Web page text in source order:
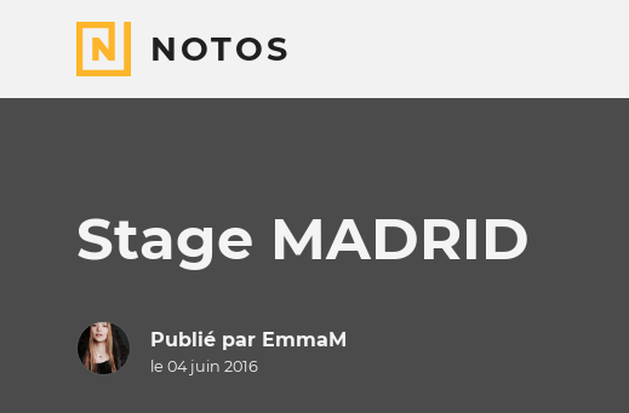
NOTOS
Stage MADRID
Publié par EmmaM
le 04 juin 2016